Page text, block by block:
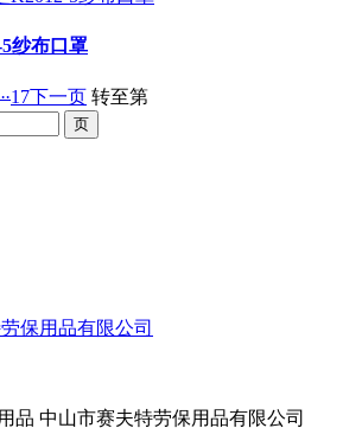
纱布口罩
17下一页 转至第
保用品有限公司
品 中山市赛夫特劳保用品有限公司